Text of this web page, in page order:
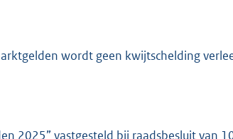
wordt geen kwijtschelding
2025” vastgesteld bij raadsbesluit van